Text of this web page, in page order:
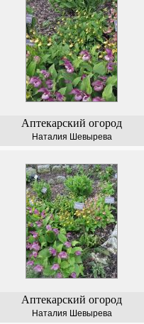
Аптекарский огород
Наталия Шевырева
Аптекарский огород
Наталия Шевырева